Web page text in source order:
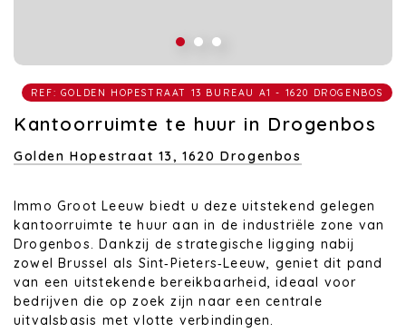
REF: GOLDEN HOPESTRAAT 13 BUREAU A1 - 1620 DROGENBOS
Kantoorruimte te huur in Drogenbos
Golden Hopestraat 13,1620 Drogenbos
Immo Groot Leeuw biedt u deze uitstekend gelegen
kantoorruimte te huur aan in de industriële zone van
Drogenbos. Dankzij de strategische ligging nabij
zowel Brussel als Sint‑Pieters‑Leeuw, geniet dit pand
van een uitstekende bereikbaarheid, ideaal voor
bedrijven die op zoek zijn naar een centrale
uitvalsbasis met vlotte verbindingen.